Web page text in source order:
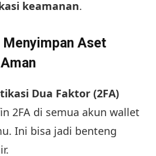
keamanan.
Menyimpan Aset
Dua Faktor (2FA)
2FA di semua akun wallet
Ini bisa jadi benteng